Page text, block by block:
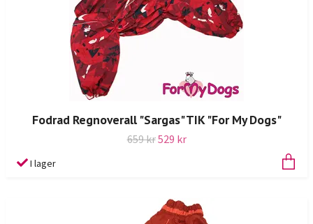
Fodrad Regnoverall "Sargas" TIK "For My Dogs"
659 kr529 kr
I lager